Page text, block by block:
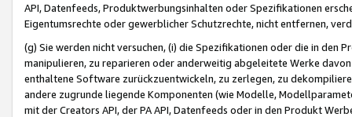
API, Datenfeeds, Produktwerbungsinhalten oder Spezifikationen
Eigentumsrechte oder gewerblicher Schutzrechte, nicht entfernen,
(g) Sie werden nicht versuchen, (i) die Spezifikationen oder die in
manipulieren, zu reparieren oder anderweitig abgeleitete Werke
enthaltene Software zurückzuentwickeln, zu zerlegen, zu
andere zugrunde liegende Komponenten (wie Modelle,
mit der Creators API, der PA API, Datenfeeds oder in den Produkt